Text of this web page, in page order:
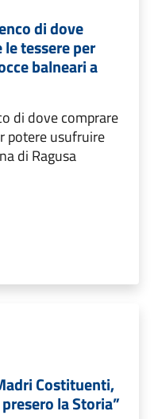
di dove
tessere per
balneari a
di dove comprare
potere usufruire
di Ragusa
Costituenti,
la Storia”